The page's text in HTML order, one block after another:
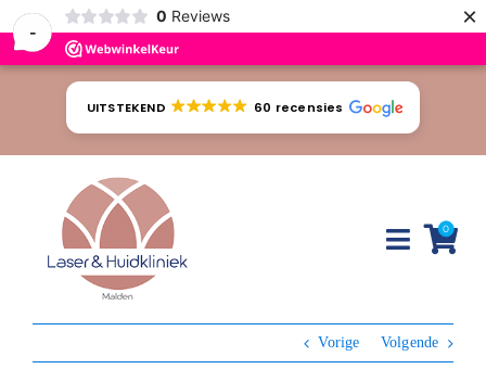
-
0 Reviews ×
UITSTEKEND 60 recensies
Toggle
0
Vorige Volgende